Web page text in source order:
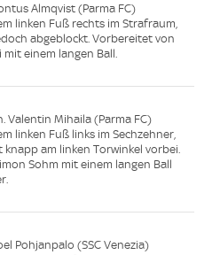
Almqvist (Parma FC)
linken Fuß rechts im Strafraum,
abgeblockt. Vorbereitet von
einem langen Ball.
Valentin Mihaila (Parma FC)
linken Fuß links im Sechzehner,
am linken Torwinkel vorbei.
Sohm mit einem langen Ball
Pohjanpalo (SSC Venezia)